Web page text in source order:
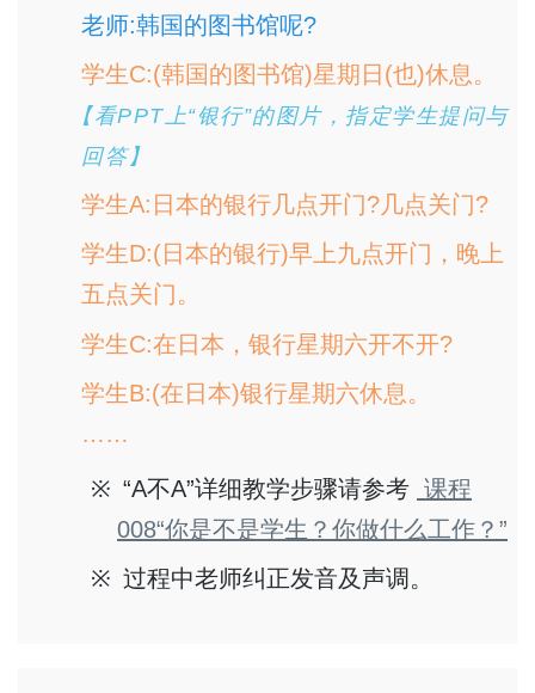
老师:韩国的图书馆呢?
学生C:(韩国的图书馆)星期日(也)休息。
【看PPT上“银行”的图片，指定学生提问与
回答】
学生A:日本的银行几点开门?几点关门?
学生D:(日本的银行)早上九点开门，晚上
五点关门。
学生C:在日本，银行星期六开不开?
学生B:(在日本)银行星期六休息。
……
“A不A”详细教学步骤请参考 课程
008“你是不是学生？你做什么工作？”
过程中老师纠正发音及声调。